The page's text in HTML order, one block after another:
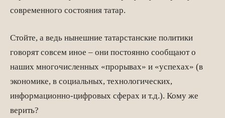
современного состояния татар.
Стойте, а ведь нынешние татарстанские политики
говорят совсем иное – они постоянно сообщают о
наших многочисленных «прорывах» и «успехах» (в
экономике, в социальных, технологических,
информационно-цифровых сферах и т.д.). Кому же
верить?